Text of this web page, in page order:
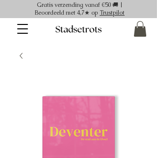
Gratis verzending vanaf €50 🚚 |
Beoordeeld met 4,7★ op Trustpilot